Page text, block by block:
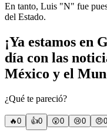
En tanto, Luis "N" fue
del Estado.
¡Ya estamos en
día con las
México y el
¿Qué te pareció?
🔥0 👍0 😲0 😢0 😠0